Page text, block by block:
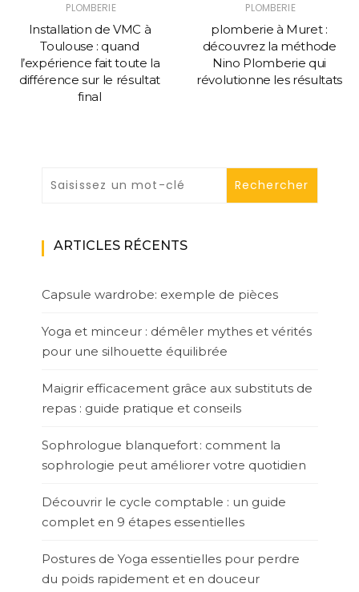
PLOMBERIE
Installation de VMC à
Toulouse : quand
l’expérience fait toute la
différence sur le résultat
final
PLOMBERIE
plomberie à Muret :
découvrez la méthode
Nino Plomberie qui
révolutionne les résultats
ARTICLES RÉCENTS
Capsule wardrobe: exemple de pièces
Yoga et minceur : démêler mythes et vérités
pour une silhouette équilibrée
Maigrir efficacement grâce aux substituts de
repas : guide pratique et conseils
Sophrologue blanquefort : comment la
sophrologie peut améliorer votre quotidien
Découvrir le cycle comptable : un guide
complet en 9 étapes essentielles
Postures de Yoga essentielles pour perdre
du poids rapidement et en douceur